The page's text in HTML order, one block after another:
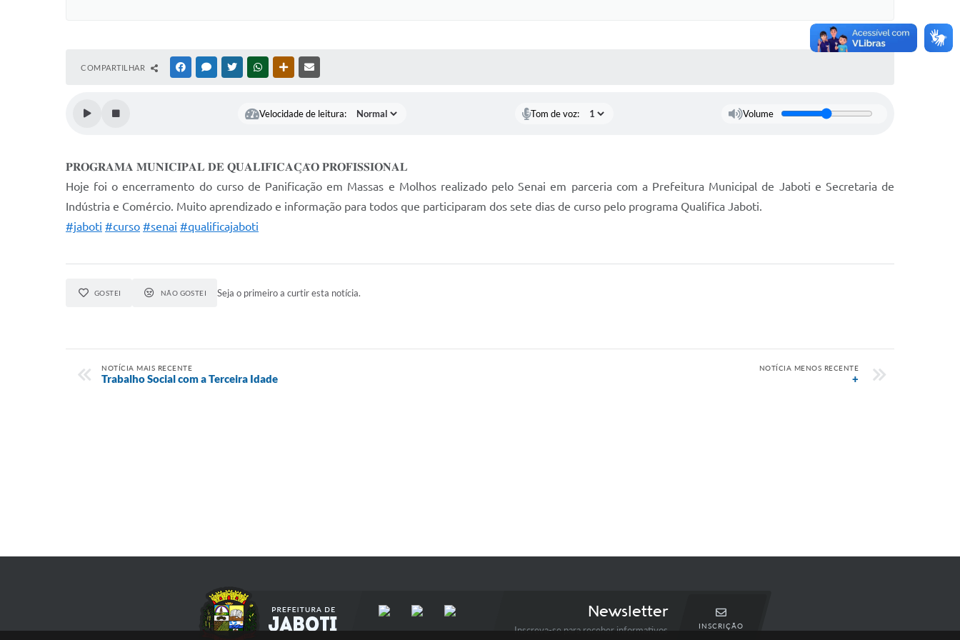
COMPARTILHAR FACEBOOKMESSENGER
TWITTERWHATSAPPOUTRAS MÍDIAS
Velocidade de leitura: Tom de voz: Volume
𝐏𝐑𝐎𝐆𝐑𝐀𝐌𝐀 𝐌𝐔𝐍𝐈𝐂𝐈𝐏𝐀𝐋 𝐃𝐄 𝐐𝐔𝐀𝐋𝐈𝐅𝐈𝐂𝐀𝐂̧𝐀̃𝐎 𝐏𝐑𝐎𝐅𝐈𝐒𝐒𝐈𝐎𝐍𝐀𝐋
Hoje foi o encerramento do curso de Panificação em Massas e Molhos realizado pelo Senai em parceria com a Prefeitura Municipal de Jaboti e Secretaria de
Indústria e Comércio. Muito aprendizado e informação para todos que participaram dos sete dias de curso pelo programa Qualifica Jaboti.
#jaboti #curso #senai #qualificajaboti
GOSTEI NÃO GOSTEI Seja o primeiro a curtir esta notícia.
NOTÍCIA MAIS RECENTE
Trabalho Social com a Terceira Idade
NOTÍCIA MENOS RECENTE
+
Newsletter
Inscreva-se para receber informativos INSCRIÇÃO